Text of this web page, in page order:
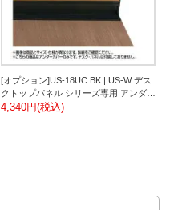
[オプション]US-18UC BK | US-W デス
クトップパネル シリーズ専用 アンダー
カバー 本体ブラック 幅589×高さ76mm
4,340円(税込)